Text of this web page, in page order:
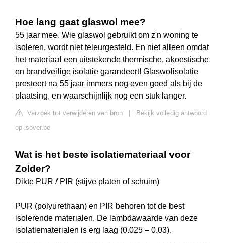
Hoe lang gaat glaswol mee?
55 jaar mee. Wie glaswol gebruikt om z'n woning te
isoleren, wordt niet teleurgesteld. En niet alleen omdat
het materiaal een uitstekende thermische, akoestische
en brandveilige isolatie garandeert! Glaswolisolatie
presteert na 55 jaar immers nog even goed als bij de
plaatsing, en waarschijnlijk nog een stuk langer.
Verzoek tot verwijderen van bron
Bekijk volledig antwoord
op isover.be
Wat is het beste isolatiemateriaal voor
Zolder?
Dikte PUR / PIR (stijve platen of schuim)
PUR (polyurethaan) en PIR behoren tot de best
isolerende materialen. De lambdawaarde van deze
isolatiematerialen is erg laag (0.025 – 0.03).